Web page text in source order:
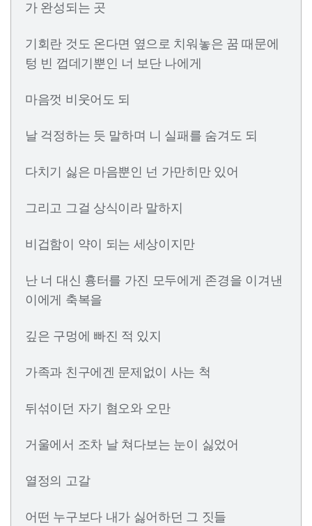
가 완성되는 곳
기회란 것도 온다면 옆으로 치워놓은 꿈 때문에
텅 빈 껍데기뿐인 너 보단 나에게
마음껏 비웃어도 되
날 걱정하는 듯 말하며 니 실패를 숨겨도 되
다치기 싫은 마음뿐인 넌 가만히만 있어
그리고 그걸 상식이라 말하지
비겁함이 약이 되는 세상이지만
난 너 대신 흉터를 가진 모두에게 존경을 이겨낸
이에게 축복을
깊은 구멍에 빠진 적 있지
가족과 친구에겐 문제없이 사는 척
뒤섞이던 자기 혐오와 오만
거울에서 조차 날 쳐다보는 눈이 싫었어
열정의 고갈
어떤 누구보다 내가 싫어하던 그 짓들